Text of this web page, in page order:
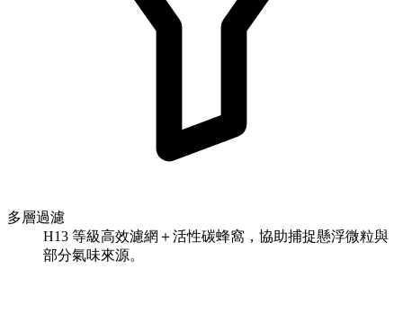
多層過濾
H13 等級高效濾網＋活性碳蜂窩，協助捕捉懸浮微粒與
部分氣味來源。